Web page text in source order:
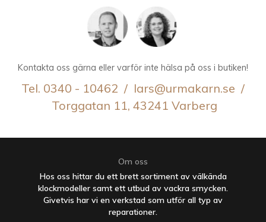
Kontakta oss gärna eller varför inte hälsa på oss i butiken!
Tel. 0340 - 10462 / lars@urmakarn.se /
Torggatan 11, 43241 Varberg
Om oss
Hos oss hittar du ett brett sortiment av välkända
klockmodeller samt ett utbud av vackra smycken.
Givetvis har vi en verkstad som utför all typ av
reparationer.